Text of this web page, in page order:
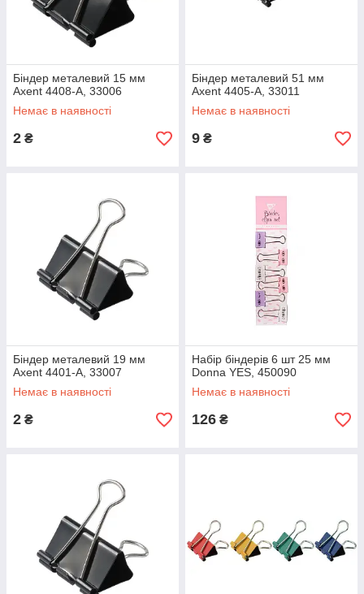
Біндер металевий 15 мм
Axent 4408-A, 33006
Немає в наявності
2 ₴
Біндер металевий 51 мм
Axent 4405-A, 33011
Немає в наявності
9 ₴
Біндер металевий 19 мм
Axent 4401-A, 33007
Немає в наявності
2 ₴
Набір біндерів 6 шт 25 мм
Donna YES, 450090
Немає в наявності
126 ₴